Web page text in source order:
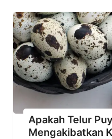
Apakah Telur
Mengakibatkan